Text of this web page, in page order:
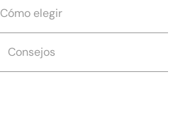
Cómo elegir
Consejos